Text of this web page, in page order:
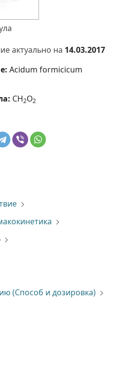
актуально на 14.03.2017
Acidum formicicum
CH2O2
(Способ и дозировка)